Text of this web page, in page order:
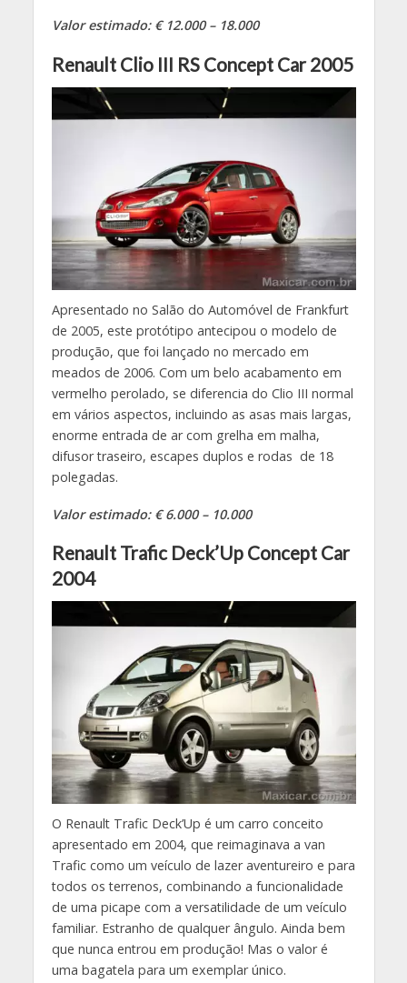
Valor estimado: € 12.000 – 18.000
Renault Clio III RS Concept Car 2005
Apresentado no Salão do Automóvel de Frankfurt
de 2005, este protótipo antecipou o modelo de
produção, que foi lançado no mercado em
meados de 2006. Com um belo acabamento em
vermelho perolado, se diferencia do Clio III normal
em vários aspectos, incluindo as asas mais largas,
enorme entrada de ar com grelha em malha,
difusor traseiro, escapes duplos e rodas de 18
polegadas.
Valor estimado: € 6.000 – 10.000
Renault Trafic Deck’Up Concept Car
2004
O Renault Trafic Deck’Up é um carro conceito
apresentado em 2004, que reimaginava a van
Trafic como um veículo de lazer aventureiro e para
todos os terrenos, combinando a funcionalidade
de uma picape com a versatilidade de um veículo
familiar. Estranho de qualquer ângulo. Ainda bem
que nunca entrou em produção! Mas o valor é
uma bagatela para um exemplar único.